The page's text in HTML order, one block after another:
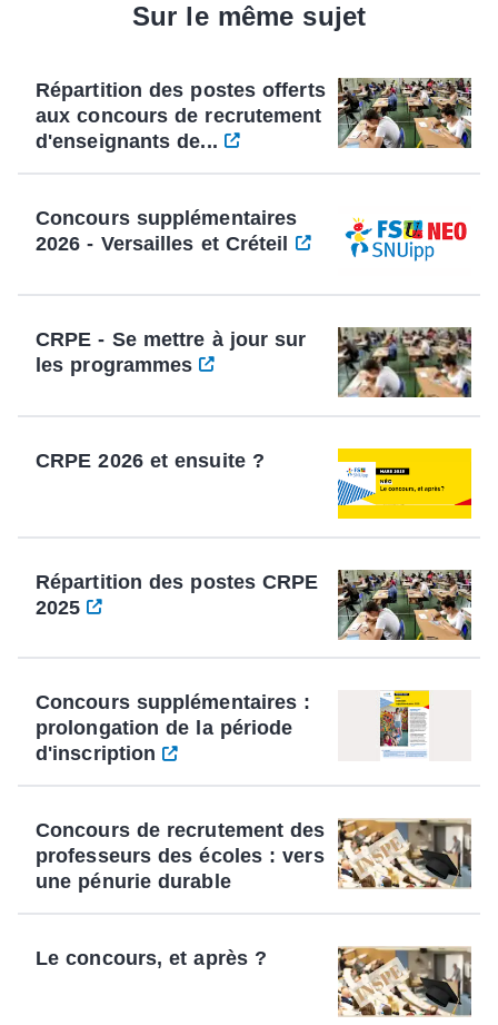
Sur le même sujet
Répartition des postes offerts
aux concours de recrutement
d'enseignants de...
Concours supplémentaires
2026 - Versailles et Créteil
CRPE - Se mettre à jour sur
les programmes
CRPE 2026 et ensuite ?
Répartition des postes CRPE
2025
Concours supplémentaires :
prolongation de la période
d'inscription
Concours de recrutement des
professeurs des écoles : vers
une pénurie durable
Le concours, et après ?